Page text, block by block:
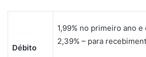
Débito
1,99% no primeiro ano e
2,39% – para